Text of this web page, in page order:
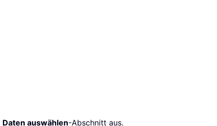
Daten auswählen-Abschnitt aus.